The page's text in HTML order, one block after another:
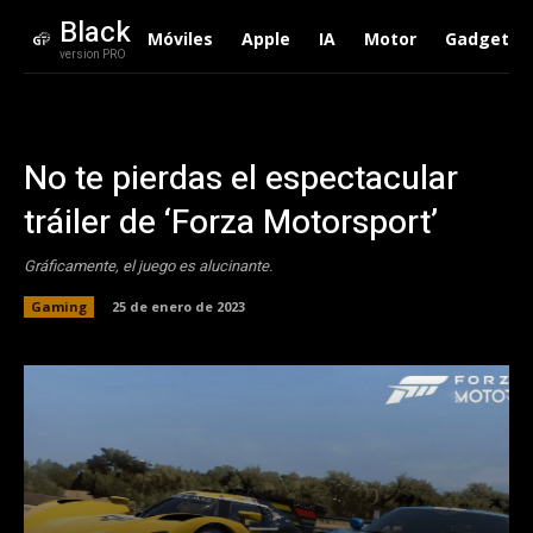
Black
version PRO
Móviles Apple IA Motor Gadgets
No te pierdas el espectacular
tráiler de ‘Forza Motorsport’
Gráficamente, el juego es alucinante.
Gaming 25 de enero de 2023